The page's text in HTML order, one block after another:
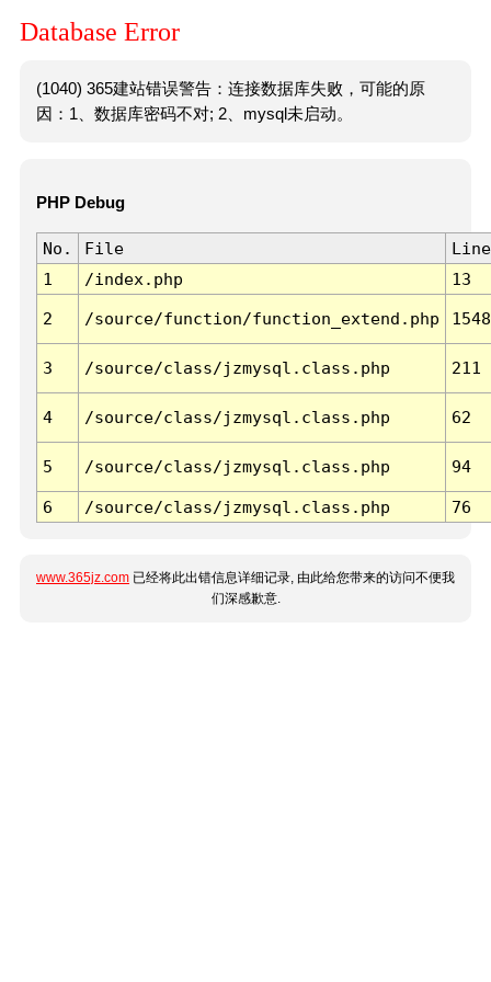
Database Error
(1040) 365建站错误警告：连接数据库失败，可能的原
因：1、数据库密码不对; 2、mysql未启动。
PHP Debug
No. File
Line
1
/index.php 13
2 /source/function/function_extend.php 1548
3 /source/class/jzmysql.class.php 211
4 /source/class/jzmysql.class.php 62
5 /source/class/jzmysql.class.php 94
6 /source/class/jzmysql.class.php 76
www.365jz.com 已经将此出错信息详细记录, 由此给您带来的访问不便我
们深感歉意.